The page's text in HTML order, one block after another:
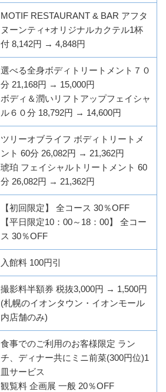
MOTIF RESTAURANT & BAR アフタ
ヌーンティ+オリジナルカクテル1杯
付 8,142円 → 4,848円
選べる全身ボディトリートメント７０
分 21,168円 → 15,000円
ボディ＆潤いリフトアップフェイシャ
ル６０分 18,792円 → 14,600円
ツリーオブライフ ボディトリートメ
ント 60分 26,082円 → 21,362円
琥珀 フェイシャルトリートメント 60
分 26,082円 → 21,362円
【初回限定】 全コース 30％OFF
【平日限定10：00～18：00】 全コー
ス 30％OFF
入館料 100円引
撮影料半額券 税抜3,000円 → 1,500円
(札幌のイオンタウン・イオンモール
内店舗のみ)
食事でのご利用のお客様限定 ラン
チ、ディナー共にミニ前菜(300円位)1
皿サービス
観覧料 企画展 一般 20％OFF